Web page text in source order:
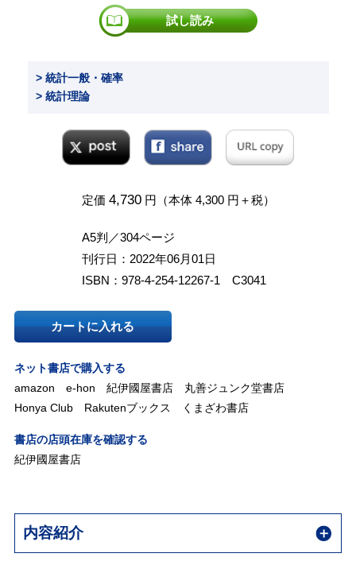
試し読み
> 統計一般・確率
> 統計理論
定価 4,730円（本体 4,300 円＋税）
A5判／304ページ
刊行日：2022年06月01日
ISBN：978-4-254-12267-1 C3041
カートに入れる
ネット書店で購入する
amazon
e-hon 紀伊國屋書店
丸善ジュンク堂書店
Honya Club
Rakutenブックス くまざわ書店
書店の店頭在庫を確認する
紀伊國屋書店
内容紹介